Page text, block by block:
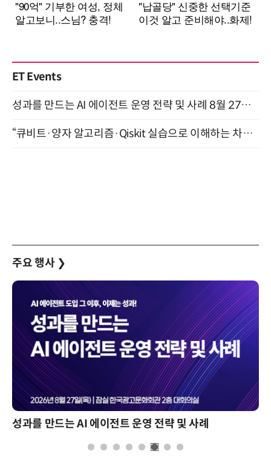
ET Events
성과를 만드는 AI 에이전트 운영 전략 및 사례 8월 27일 개최
“큐비트·양자 알고리즘·Qiskit 실습으로 이해하는 차세대 컴퓨팅” (8/28)
주요 행사 ❯
성과를 만드는 AI 에이전트 운영 전략 및 사례